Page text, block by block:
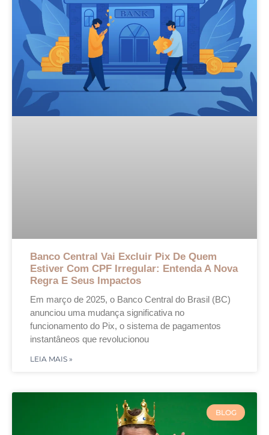
Banco Central Vai Excluir Pix De Quem
Estiver Com CPF Irregular: Entenda A Nova
Regra E Seus Impactos
Em março de 2025, o Banco Central do Brasil (BC)
anunciou uma mudança significativa no
funcionamento do Pix, o sistema de pagamentos
instantâneos que revolucionou
LEIA MAIS »
BLOG